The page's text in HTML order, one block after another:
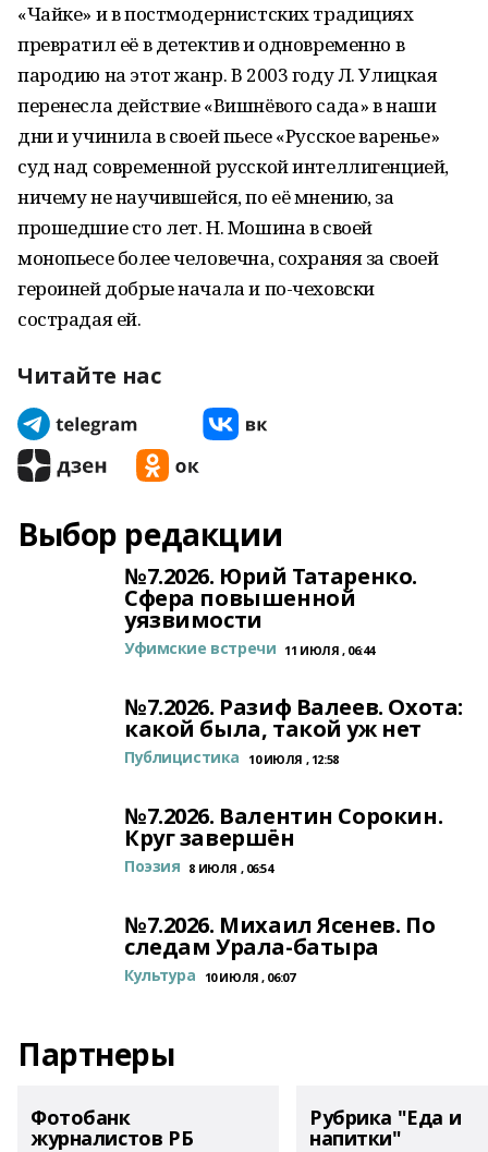
«Чайке» и в постмодернистских традициях
превратил её в детектив и одновременно в
пародию на этот жанр. В 2003 году Л. Улицкая
перенесла действие «Вишнёвого сада» в наши
дни и учинила в своей пьесе «Русское варенье»
суд над современной русской интеллигенцией,
ничему не научившейся, по её мнению, за
прошедшие сто лет. Н. Мошина в своей
монопьесе более человечна, сохраняя за своей
героиней добрые начала и по-чеховски
сострадая ей.
Читайте нас
Выбор редакции
№7.2026. Юрий Татаренко.
Сфера повышенной
уязвимости
Уфимские встречи 11 ИЮЛЯ , 06:44
№7.2026. Разиф Валеев. Охота:
какой была, такой уж нет
Публицистика 10 ИЮЛЯ , 12:58
№7.2026. Валентин Сорокин.
Круг завершён
Поэзия 8 ИЮЛЯ , 06:54
№7.2026. Михаил Ясенев. По
следам Урала-батыра
Культура 10 ИЮЛЯ , 06:07
Партнеры
Фотобанк
журналистов РБ
Рубрика "Еда и
напитки"